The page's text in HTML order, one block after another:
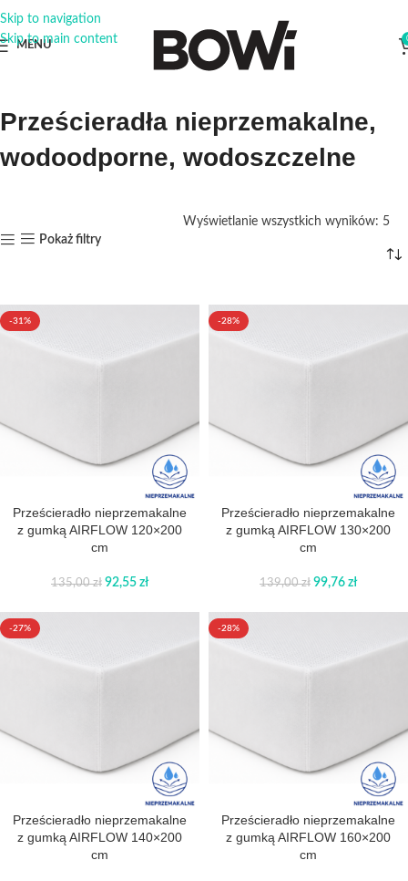
Skip to navigation
Skip to main content
MENU
Prześcieradła nieprzemakalne,
wodoodporne, wodoszczelne
Pokaż filtry
Wyświetlanie wszystkich wyników: 5
-31%
Prześcieradło nieprzemakalne
z gumką AIRFLOW 120×200
cm
135,00zł 92,55 zł
-28%
Prześcieradło nieprzemakalne
z gumką AIRFLOW 130×200
cm
139,00zł 99,76 zł
-27%
Prześcieradło nieprzemakalne
z gumką AIRFLOW 140×200
cm
-28%
Prześcieradło nieprzemakalne
z gumką AIRFLOW 160×200
cm